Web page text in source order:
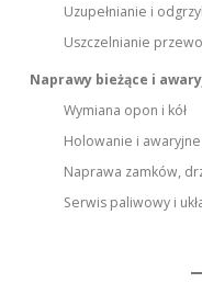
Uzupełnianie i
Uszczelnianie
Naprawy bieżące i
Wymiana opon i kół
Holowanie i
Naprawa zamków,
Serwis paliwowy i